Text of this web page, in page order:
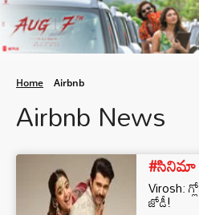
Home Airbnb
Airbnb News
#సినిమా
Virosh:
జోడీ!